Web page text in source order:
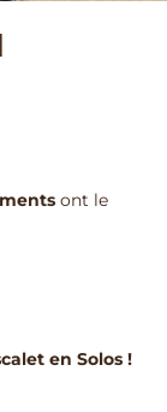
ont le
en Solos !